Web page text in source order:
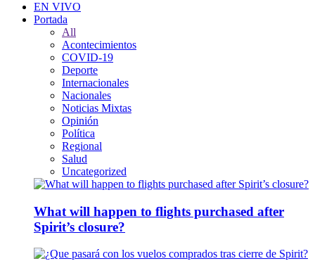
EN VIVO
Portada
All
Acontecimientos
COVID-19
Deporte
Internacionales
Nacionales
Noticias Mixtas
Opinión
Política
Regional
Salud
Uncategorized
What will happen to flights purchased after
Spirit’s closure?